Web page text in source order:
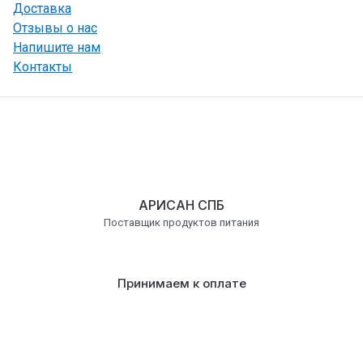
Доставка
Отзывы о нас
Напишите нам
Контакты
АРИСАН СПБ
Поставщик продуктов питания
Принимаем к оплате